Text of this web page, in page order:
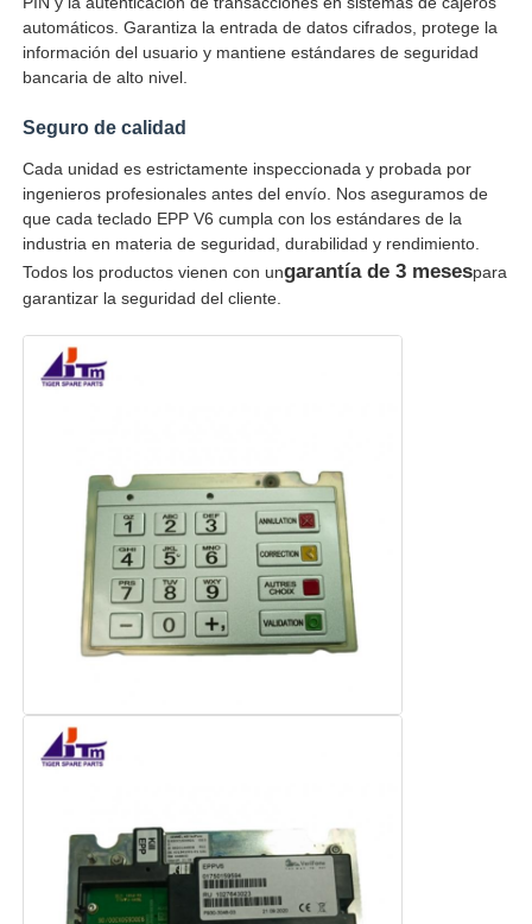
Piezas para cajeros automáticos Diebold
Piezas para cajeros automáticos NCR
Piezas de cajero automático Wincor
Partes de cajeros automáticos Hyosung
Partes de cajeros automáticos de Fujitsu
Piezas del cajero automático de GRG
Glory NMD piezas ATM
Partes de cajeros automáticos OKI
Piezas de cajero automático de Genmega
Sortador de billetes
automáticos. Garantiza la entrada de datos cifrados, protege la
información del usuario y mantiene estándares de seguridad
bancaria de alto nivel.
Seguro de calidad
Cada unidad es estrictamente inspeccionada y probada por
ingenieros profesionales antes del envío. Nos aseguramos de
que cada teclado EPP V6 cumpla con los estándares de la
industria en materia de seguridad, durabilidad y rendimiento.
Todos los productos vienen con ungarantía de 3 mesespara
garantizar la seguridad del cliente.